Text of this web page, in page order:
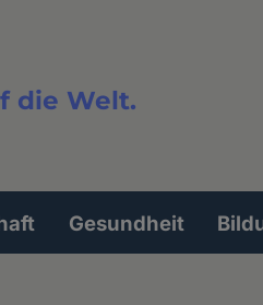
die Welt.
Gesundheit